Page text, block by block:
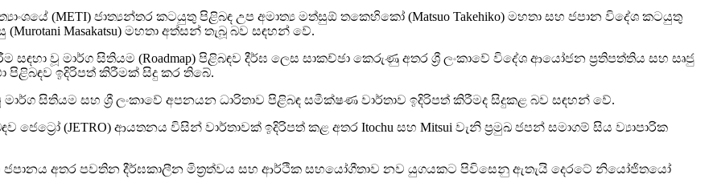
(METI) ජාත්‍යන්තර කටයුතු පිළිබඳ උප අමාත්‍ය මත්සුඕ තකෙහිකෝ (Matsuo Takehiko) මහතා සහ ජපාන විදේශ කටයුතු
Masakatsu) මහතා අත්සන් තැබූ බව සඳහන් වේ.
සඳහා වූ මාර්ග සිතියම (Roadmap) පිළිබඳව දීර්ඝ ලෙස සාකච්ඡා කෙරුණු අතර ශ්‍රී ලංකාවේ විදේශ ආයෝජන ප්‍රතිපත්තිය සහ සෘජු
ඉදිරිපත් කිරීමක් සිදු කර තිබේ.
සිතියම සහ ශ්‍රී ලංකාවේ අපනයන ධාරිතාව පිළිබඳ සමීක්ෂණ වාර්තාව ඉදිරිපත් කිරීමද සිදුකළ බව සඳහන් වේ.
ජෙට්‍රෝ (JETRO) ආයතනය විසින් වාර්තාවක් ඉදිරිපත් කළ අතර Itochu සහ Mitsui වැනි ප්‍රමුඛ ජපන් සමාගම් සිය ව්‍යාපාරික
ජපානය අතර පවතින දීර්ඝකාලීන මිත්‍රත්වය සහ ආර්ථික සහයෝගීතාව නව යුගයකට පිවිසෙනු ඇතැයි දෙරටේ නියෝජිතයෝ